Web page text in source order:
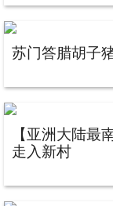
苏门答腊胡子
【亚洲大陆最
走入新村